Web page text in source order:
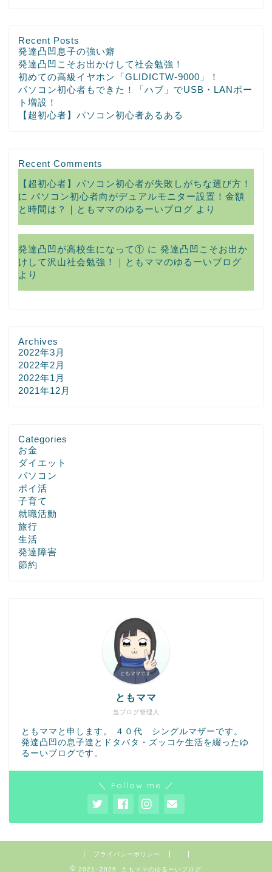
Recent Posts
発達凸凹息子の強い癖
発達凸凹こそお出かけして社会勉強！
初めての高級イヤホン「GLIDICTW-9000」！
パソコン初心者もできた！「ハブ」でUSB・LANポー
ト増設！
【超初心者】パソコン初心者あるある
Recent Comments
【超初心者】パソコン初心者が失敗しがちな選び方！
に パソコン初心者向がデュアルモニター設置！金額
と時間は？｜ともママのゆるーいブログ より
発達凸凹が高校生になって① に 発達凸凹こそお出か
けして沢山社会勉強！｜ともママのゆるーいブログ
より
Archives
2022年3月
2022年2月
2022年1月
2021年12月
Categories
お金
ダイエット
パソコン
ポイ活
子育て
就職活動
旅行
生活
発達障害
節約
当ブログ管理人
ともママ
ともママと申します。 ４０代 シングルマザーです。
発達凸凹の息子達とドタバタ・ズッコケ生活を綴ったゆ
るーいブログです。
＼ Follow me ／
プライバシーポリシー
2021–2026 ともママのゆるーいブログ